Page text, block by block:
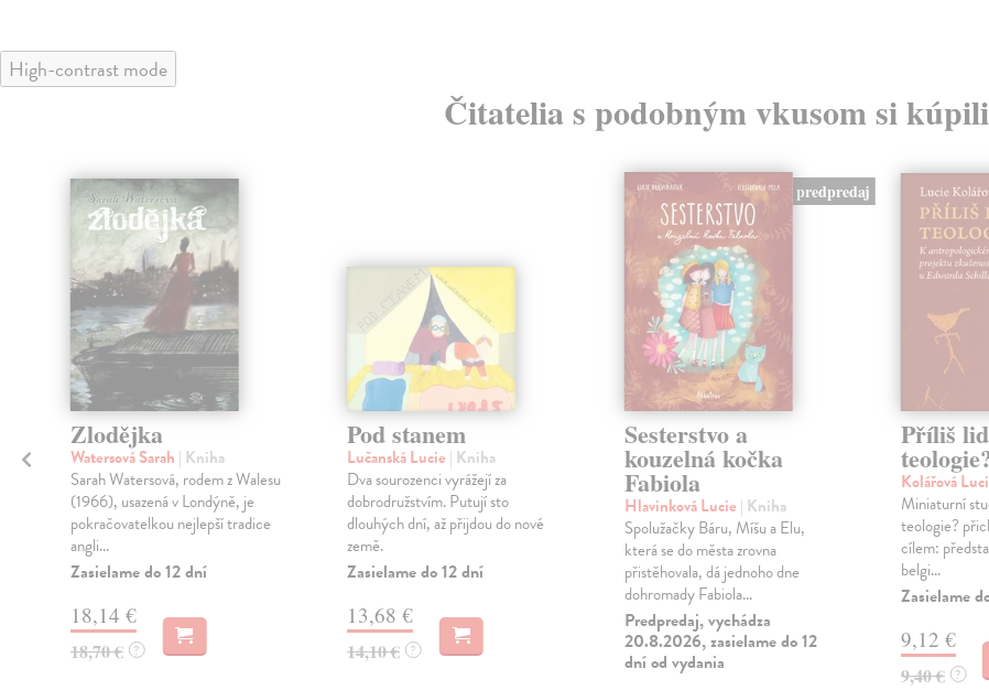
High-contrast mode
Čitatelia s podobným vkusom si
Zlodějka
Watersová Sarah | Kniha
Sarah Watersová, rodem z Walesu
(1966), usazená v Londýně, je
pokračovatelkou nejlepší tradice
angli...
Zasielame do 12 dní
18,14 €
18,70 € ?
Pod stanem
Lučanská Lucie | Kniha
Dva sourozenci vyrážejí za
dobrodružstvím. Putují sto
dlouhých dní, až přijdou do nové
země.
Zasielame do 12 dní
13,68 €
14,10 € ?
predpredaj
Sesterstvo a
kouzelná kočka
Fabiola
Hlavinková Lucie | Kniha
Spolužačky Báru, Míšu a Elu,
která se do města zrovna
přistěhovala, dá jednoho dne
dohromady Fabiola...
Predpredaj, vychádza
20.8.2026, zasielame do 12
dní od vydania
Příliš
Kolářová
Miniaturní
teologie?
cílem:
belgi...
Zasielame
9,12 €
9,40 € ?